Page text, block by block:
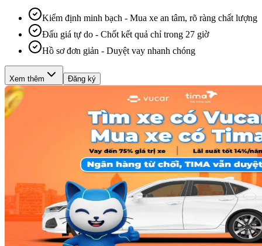
Kiểm định minh bạch - Mua xe an tâm, rõ ràng chất lượng
Đấu giá tự do - Chốt kết quả chỉ trong 27 giờ
Hồ sơ đơn giản - Duyệt vay nhanh chóng
Xem thêm Đăng ký